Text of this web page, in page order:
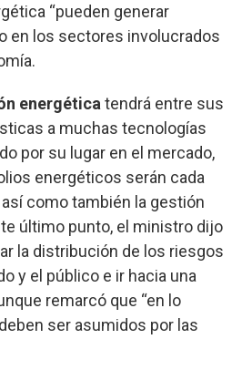
“pueden generar
en los sectores involucrados
energética tendrá entre sus
a muchas tecnologías
por su lugar en el mercado,
energéticos serán cada
como también la gestión
último punto, el ministro dijo
la distribución de los riesgos
y el público e ir hacia una
remarcó que “en lo
ser asumidos por las